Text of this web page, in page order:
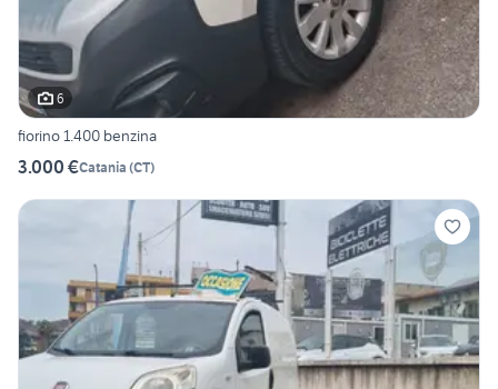
6
fiorino 1.400 benzina
3.000 €Catania (CT)